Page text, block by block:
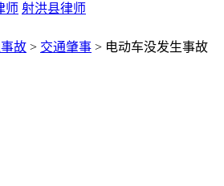
师 射洪县律师
故 > 交通肇事 > 电动车没发生事故